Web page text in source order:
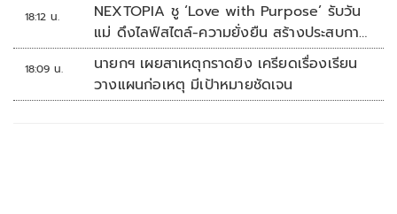
18:12 น.
NEXTOPIA ชู ‘Love with Purpose’ รับวัน
แม่ ดึงไลฟ์สไตล์-ความยั่งยืน สร้างประสบกา
รณ์ช้อปปิงมีความหมาย
18:09 น.
นายกฯ เผยสาเหตุกราดยิง เครียดเรื่องเรียน
วางแผนก่อเหตุ มีเป้าหมายชัดเจน